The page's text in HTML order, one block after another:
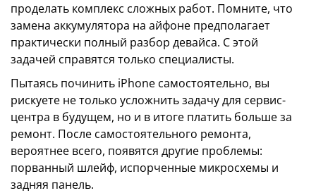
проделать комплекс сложных работ. Помните, что
замена аккумулятора на айфоне предполагает
практически полный разбор девайса. С этой
задачей справятся только специалисты.
Пытаясь починить iPhone самостоятельно, вы
рискуете не только усложнить задачу для сервис-
центра в будущем, но и в итоге платить больше за
ремонт. После самостоятельного ремонта,
вероятнее всего, появятся другие проблемы:
порванный шлейф, испорченные микросхемы и
задняя панель.